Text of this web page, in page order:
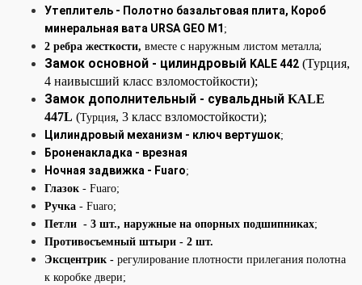
Утеплитель - Полотно базальтовая плита, Короб
минеральная вата URSA GEO М1 ;
2 ребра жесткости, вместе с наружным листом металла;
Замок основной - цилиндровый KALE 442 (Турция,
4 наивысший класс взломостойкости);
Замок дополнительный - сувальдный KALE
447L (Турция, 3 класс взломостойкости);
Цилиндровый механизм - ключ вертушок;
Броненакладка - врезная
Ночная задвижка - Fuaro;
Глазок - Fuaro;
Ручка - Fuaro;
Петли - 3 шт., наружные на опорных подшипниках;
Противосъемный штыри - 2 шт.
Эксцентрик - регулирование плотности прилегания полотна
к коробке двери;